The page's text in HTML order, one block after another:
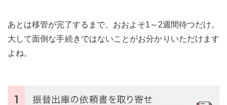
あとは移管が完了するまで、おおよそ1～2週間待つだけ。
大して面倒な手続きではないことがお分かりいただけます
よね。